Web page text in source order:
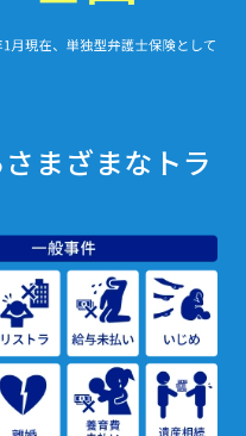
まざまなトラ